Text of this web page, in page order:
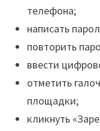
телефона;
написать
повторить
ввести
отметить
площадки;
кликнуть